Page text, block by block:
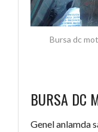
Bursa dc
BURSA DC
Genel anlamda